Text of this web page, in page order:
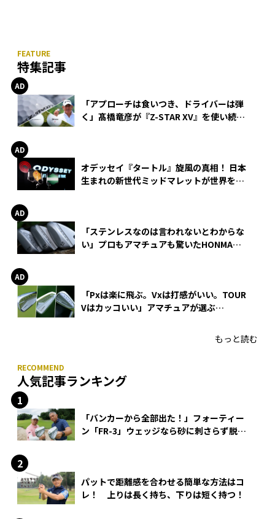
特集記事
「アプローチは食いつき、ドライバーは弾
く」髙橋竜彦が『Z-STAR XV』を使い続け
オデッセイ『タートル』旋風の真相！ 日本
生まれの新世代ミッドマレットが世界を席
「ステンレスなのは言われないとわからな
い」プロもアマチュアも驚いたHONMA
「Pxは楽に飛ぶ。Vxは打感がいい。TOUR
Vはカッコいい」アマチュアが選ぶ
もっと読む
人気記事ランキング
「バンカーから全部出た！」フォーティー
ン「FR-3」ウェッジなら砂に刺さらず脱出
パットで距離感を合わせる簡単な方法はコ
レ！ 上りは長く持ち、下りは短く持つ！